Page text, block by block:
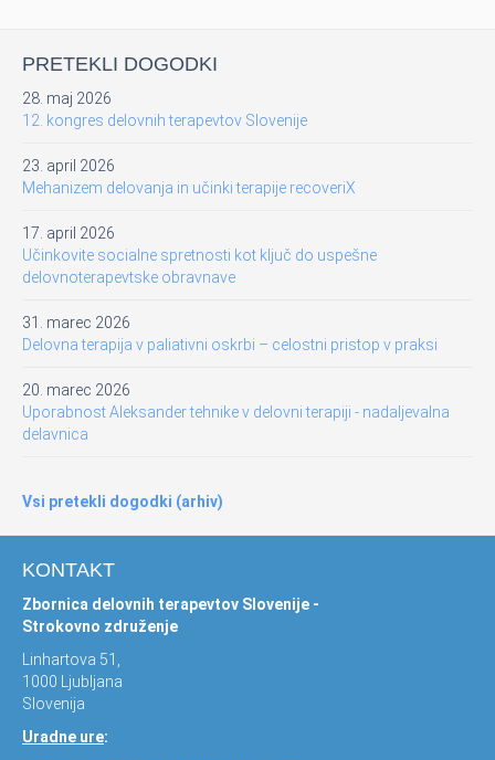
PRETEKLI DOGODKI
28. maj 2026
12. kongres delovnih terapevtov Slovenije
23. april 2026
Mehanizem delovanja in učinki terapije recoveriX
17. april 2026
Učinkovite socialne spretnosti kot ključ do uspešne
delovnoterapevtske obravnave
31. marec 2026
Delovna terapija v paliativni oskrbi – celostni pristop v praksi
20. marec 2026
Uporabnost Aleksander tehnike v delovni terapiji - nadaljevalna
delavnica
Vsi pretekli dogodki (arhiv)
KONTAKT
Zbornica delovnih terapevtov Slovenije -
Strokovno združenje
Linhartova 51,
1000 Ljubljana
Slovenija
Uradne ure: